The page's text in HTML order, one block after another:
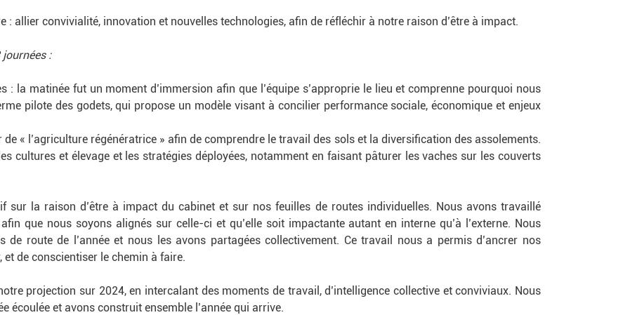
allier convivialité, innovation et nouvelles technologies, afin de réfléchir à notre raison d’être à impact.
:
: la matinée fut un moment d’immersion afin que l’équipe s’approprie le lieu et comprenne pourquoi nous
pilote des godets, qui propose un modèle visant à concilier performance sociale, économique et enjeux
« l’agriculture régénératrice » afin de comprendre le travail des sols et la diversification des assolements.
cultures et élevage et les stratégies déployées, notamment en faisant pâturer les vaches sur les couverts
sur la raison d’être à impact du cabinet et sur nos feuilles de routes individuelles. Nous avons travaillé
que nous soyons alignés sur celle-ci et qu’elle soit impactante autant en interne qu’à l’externe. Nous
route de l’année et nous les avons partagées collectivement. Ce travail nous a permis d’ancrer nos
et de conscientiser le chemin à faire.
projection sur 2024, en intercalant des moments de travail, d’intelligence collective et conviviaux. Nous
écoulée et avons construit ensemble l’année qui arrive.